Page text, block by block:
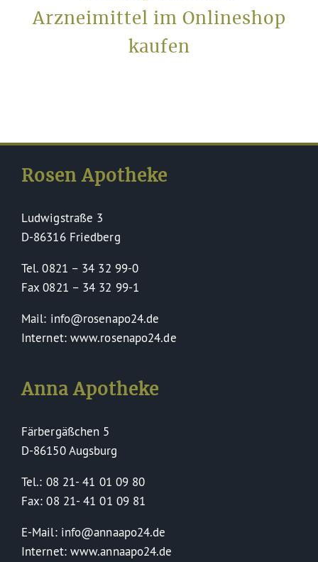
Arzneimittel im Onlineshop
kaufen
Rosen Apotheke
Ludwigstraße 3
D-86316 Friedberg
Tel. 0821 – 34 32 99-0
Fax 0821 – 34 32 99-1
Mail: info@rosenapo24.de
Internet: www.rosenapo24.de
Anna Apotheke
Färbergäßchen 5
D-86150 Augsburg
Tel.: 08 21- 41 01 09 80
Fax: 08 21- 41 01 09 81
E-Mail: info@annaapo24.de
Internet: www.annaapo24.de